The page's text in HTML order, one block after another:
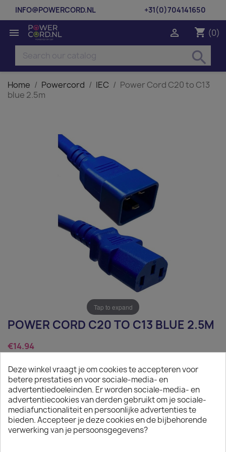
INFO@POWERCORD.NL +31(0)704141650
 shopping_cart (0)

search
Home Powercord IEC
Power Cord C20 to C13
blue 2.5m
Tap to expand
POWER CORD C20 TO C13 BLUE 2.5M
€14.94
Tax excluded
Power Cord C20 to C13 blue 2.5m
Quantity
 ADD TO CART
Deze winkel vraagt je om cookies te accepteren voor
betere prestaties en voor sociale-media- en
advertentiedoeleinden. Er worden sociale-media- en
advertentiecookies van derden gebruikt om je sociale-
mediafunctionaliteit en persoonlijke advertenties te
bieden. Accepteer je deze cookies en de bijbehorende
verwerking van je persoonsgegevens?